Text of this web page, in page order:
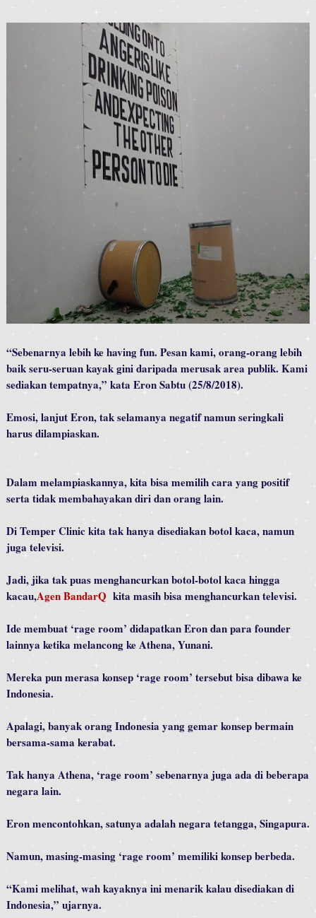
“Sebenarnya lebih ke having fun. Pesan kami, orang-orang lebih
baik seru-seruan kayak gini daripada merusak area publik. Kami
sediakan tempatnya,” kata Eron Sabtu (25/8/2018).
Emosi, lanjut Eron, tak selamanya negatif namun seringkali
harus dilampiaskan.
Dalam melampiaskannya, kita bisa memilih cara yang positif
serta tidak membahayakan diri dan orang lain.
Di Temper Clinic kita tak hanya disediakan botol kaca, namun
juga televisi.
Jadi, jika tak puas menghancurkan botol-botol kaca hingga
kacau,Agen BandarQ kita masih bisa menghancurkan televisi.
Ide membuat ‘rage room’ didapatkan Eron dan para founder
lainnya ketika melancong ke Athena, Yunani.
Mereka pun merasa konsep ‘rage room’ tersebut bisa dibawa ke
Indonesia.
Apalagi, banyak orang Indonesia yang gemar konsep bermain
bersama-sama kerabat.
Tak hanya Athena, ‘rage room’ sebenarnya juga ada di beberapa
negara lain.
Eron mencontohkan, satunya adalah negara tetangga, Singapura.
Namun, masing-masing ‘rage room’ memiliki konsep berbeda.
“Kami melihat, wah kayaknya ini menarik kalau disediakan di
Indonesia,” ujarnya.